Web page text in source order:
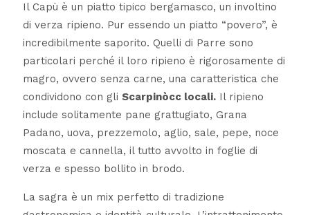
Il Capù è un piatto tipico bergamasco, un involtino
di verza ripieno. Pur essendo un piatto “povero”, è
incredibilmente saporito. Quelli di Parre sono
particolari perché il loro ripieno è rigorosamente di
magro, ovvero senza carne, una caratteristica che
condividono con gli Scarpinòcc locali.Il ripieno
include solitamente pane grattugiato, Grana
Padano, uova, prezzemolo, aglio, sale, pepe, noce
moscata e cannella, il tutto avvolto in foglie di
verza e spesso bollito in brodo.
La sagra è un mix perfetto di tradizione